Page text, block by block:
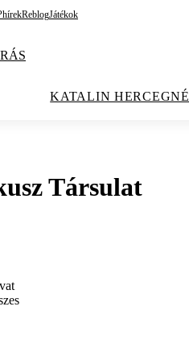
ReblogJátékok
KATALIN HERCEGNÉ
Társulat